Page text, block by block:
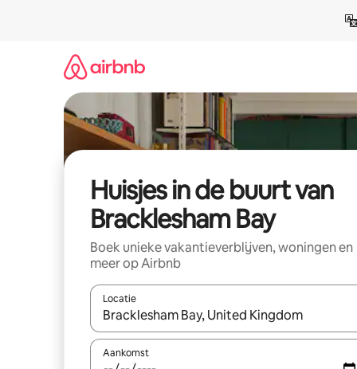
Huisjes in de buurt van
Bracklesham Bay
Boek unieke vakantieverblijven, woningen en
meer op Airbnb
Locatie
Wanneer er suggesties beschikbaar zijn, maak
Aankomst